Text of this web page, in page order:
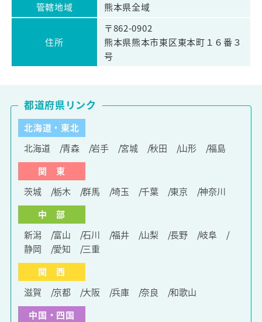
管轄地域
熊本県全域
住所
〒862-0902
熊本県熊本市東区東本町１６番３
号
北海道・東北
北海道
青森 岩手 宮城 秋田 山形
福島
関 東
茨城
栃木 群馬 埼玉 千葉 東京
神奈川
中 部
新潟
富山 石川 福井 山梨 長野
岐阜
静岡
愛知
三重
関 西
滋賀
京都 大阪 兵庫 奈良
和歌山
中国・四国
都道府県リンク